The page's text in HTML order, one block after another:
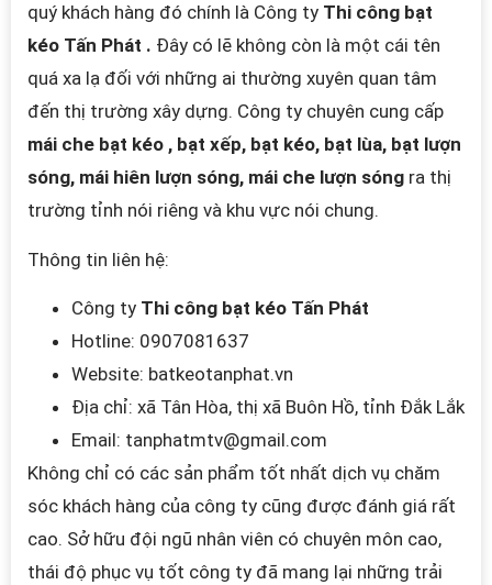
quý khách hàng đó chính là Công ty Thi công bạt
kéo Tấn Phát . Đây có lẽ không còn là một cái tên
quá xa lạ đối với những ai thường xuyên quan tâm
đến thị trường xây dựng. Công ty chuyên cung cấp
mái che bạt kéo , bạt xếp, bạt kéo, bạt lùa, bạt lượn
sóng, mái hiên lượn sóng, mái che lượn sóng ra thị
trường tỉnh nói riêng và khu vực nói chung.
Thông tin liên hệ:
Công ty Thi công bạt kéo Tấn Phát
Hotline: 0907081637
Website: batkeotanphat.vn
Địa chỉ: xã Tân Hòa, thị xã Buôn Hồ, tỉnh Đắk Lắk
Email: tanphatmtv@gmail.com
Không chỉ có các sản phẩm tốt nhất dịch vụ chăm
sóc khách hàng của công ty cũng được đánh giá rất
cao. Sở hữu đội ngũ nhân viên có chuyên môn cao,
thái độ phục vụ tốt công ty đã mang lại những trải